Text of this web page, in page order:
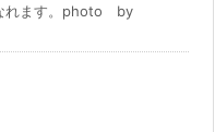
なれます。photo by